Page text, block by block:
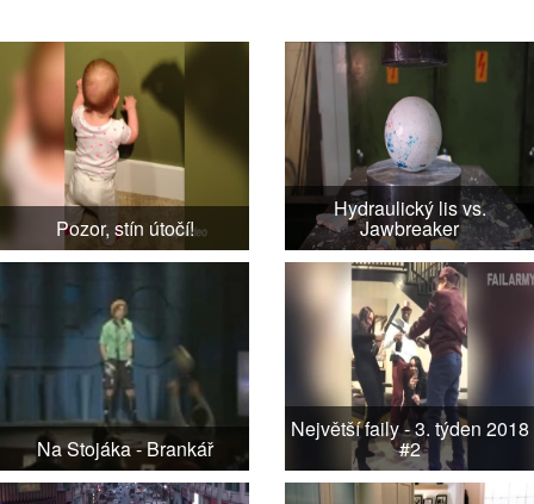
Pozor, stín útočí!
Hydraulický lis vs.
Jawbreaker
Na Stojáka - Brankář
Největší faily - 3. týden 2018
#2